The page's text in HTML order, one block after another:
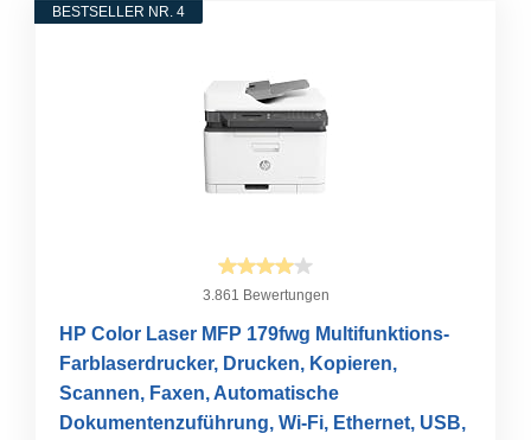
BESTSELLER NR. 4
3.861 Bewertungen
HP Color Laser MFP 179fwg Multifunktions-
Farblaserdrucker, Drucken, Kopieren,
Scannen, Faxen, Automatische
Dokumentenzuführung, Wi-Fi, Ethernet, USB,